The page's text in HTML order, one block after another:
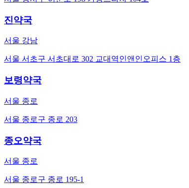
진약국
서울 강남
서울 서초구 서초대로 302 교대역인앤인오피스 1층
보령약국
서울 종로
서울 종로구 종로 203
종오약국
서울 종로
서울 종로구 종로 195-1